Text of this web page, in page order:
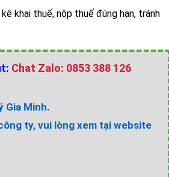
khai thuế, nộp thuế đúng hạn, tránh
Chat Zalo: 0853 388 126
Gia Minh.
ty, vui lòng xem tại website